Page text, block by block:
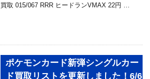
買取 015/067 RRR ヒードランVMAX 22円 …
ポケモンカード新弾シングルカー
ド買取リストを更新しました！6/6